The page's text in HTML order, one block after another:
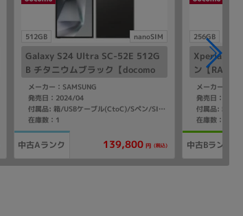
512GB nanoSIM
Galaxy S24 Ultra SC-52E 512G
B チタニウムブラック【docomo
版 SIMフリー】
メーカー：SAMSUNG
発売日：2024/04
付属品: 箱/USBケーブル(CtoC)/Sペン/SIM取り出し用ピン/マニュアル
在庫数：1
中古Aランク 139,800 円 (税込)
256GB
Xperia1
ン【
mo版SIM
メーカー：
発売日：
付属品: 箱/マ
在庫数：1
中古Bランク